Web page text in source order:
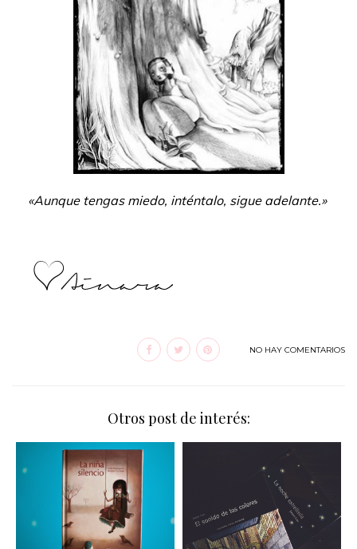
«Aunque tengas miedo, inténtalo, sigue adelante.»
NO HAY COMENTARIOS
Otros post de interés: